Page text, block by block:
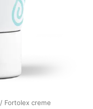
/ Fortolex creme